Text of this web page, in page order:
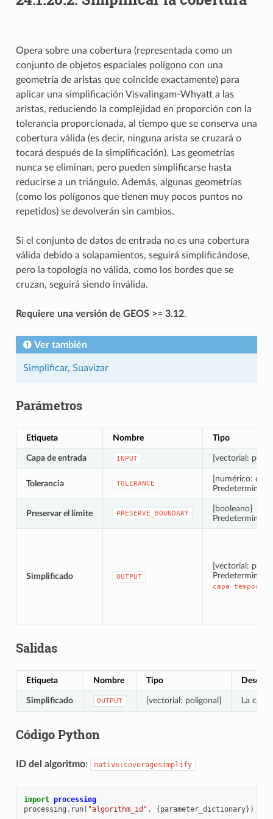
Opera sobre una cobertura (representada como un
conjunto de objetos espaciales polígono con una
geometría de aristas que coincide exactamente) para
aplicar una simplificación Visvalingam-Whyatt a las
aristas, reduciendo la complejidad en proporción con la
tolerancia proporcionada, al tiempo que se conserva una
cobertura válida (es decir, ninguna arista se cruzará o
tocará después de la simplificación). Las geometrías
nunca se eliminan, pero pueden simplificarse hasta
reducirse a un triángulo. Además, algunas geometrías
(como los polígonos que tienen muy pocos puntos no
repetidos) se devolverán sin cambios.
Si el conjunto de datos de entrada no es una cobertura
válida debido a solapamientos, seguirá simplificándose,
pero la topología no válida, como los bordes que se
cruzan, seguirá siendo inválida.
Requiere una versión de GEOS >= 3.12.
Ver también
Simplificar, Suavizar
Parámetros
Etiqueta Nombre Tipo
Capa de entrada INPUT [vectorial:
Tolerancia TOLERANCE
[numérico:
Preservar el límite PRESERVE_BOUNDARY
[booleano]
Simplificado OUTPUT
[vectorial:
capa temporal]
Salidas
Etiqueta Nombre Tipo
Simplificado OUTPUT [vectorial: poligonal] La
Código Python
ID del algoritmo: native:coveragesimplify
import processing
processing . run( "algorithm_id" , {parameter_dictionary})